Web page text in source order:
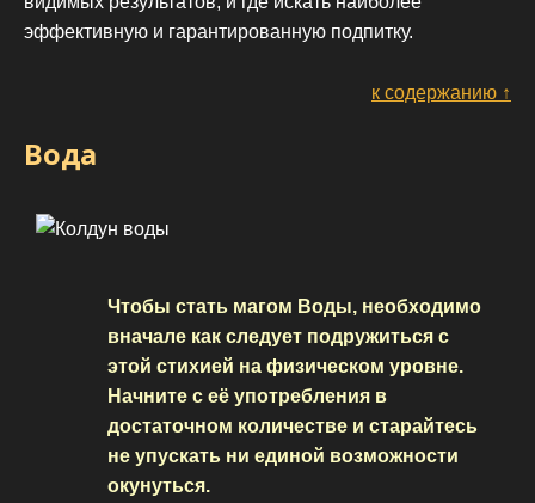
эффективную и гарантированную подпитку.
к содержанию ↑
Вода
Чтобы стать магом Воды, необходимо
вначале как следует подружиться с
этой стихией на физическом уровне.
Начните с её употребления в
достаточном количестве и старайтесь
не упускать ни единой возможности
окунуться.